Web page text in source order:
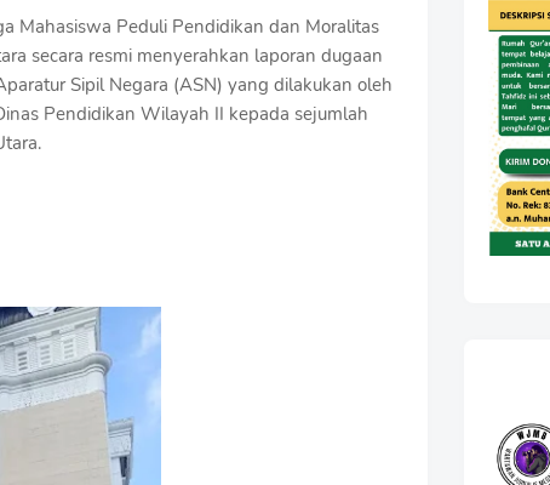
Mahasiswa Peduli Pendidikan dan Moralitas
secara resmi menyerahkan laporan dugaan
Sipil Negara (ASN) yang dilakukan oleh
Pendidikan Wilayah II kepada sejumlah